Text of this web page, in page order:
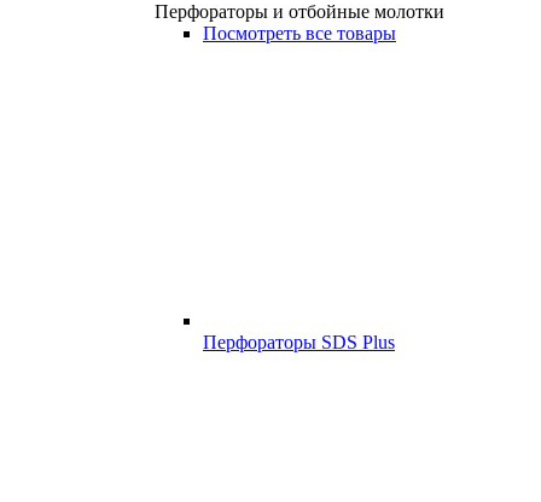
Перфораторы и отбойные молотки
Посмотреть все товары
Перфораторы SDS Plus